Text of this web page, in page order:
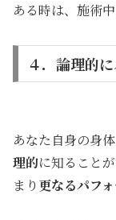
ある時は、施術
４．論理的
あなた自身の身
理的に知ること
まり 更なるパフ